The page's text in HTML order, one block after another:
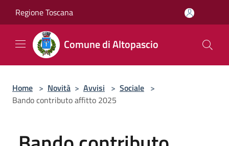
Regione Toscana
Comune di Altopascio
Home > Novità > Avvisi > Sociale >
Bando contributo affitto 2025